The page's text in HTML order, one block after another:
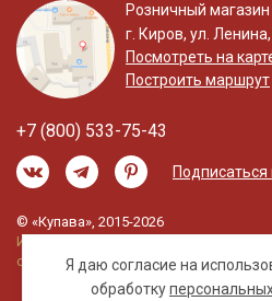
Я даю согласие на
обработку
Розничный
г. Киров, ул.
Посмотреть на
Построить маршрут
+7 (800) 533-75-43
Подписаться
© «Купава», 2015-2026
Информация на сайте не является
офертой.